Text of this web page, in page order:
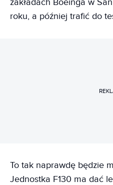
zakładach Boeinga w
roku, a później trafić do
To tak naprawdę będzie
Jednostka F130 ma dać